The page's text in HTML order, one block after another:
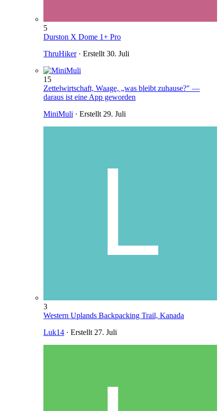
5
Durston X Dome 1+ Pro
ThruHiker· Erstellt 30. Juli
15
Zettelwirtschaft, Waage, „was bleibt zuhause?" —
daraus ist eine App geworden
MiniMuli · Erstellt 29. Juli
3
Western Uplands Backpacking Trail, Kanada
Luk14 · Erstellt 27. Juli